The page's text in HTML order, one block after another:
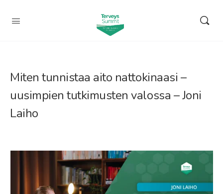
Miten tunnistaa aito nattokinaasi –
uusimpien tutkimusten valossa – Joni
Laiho